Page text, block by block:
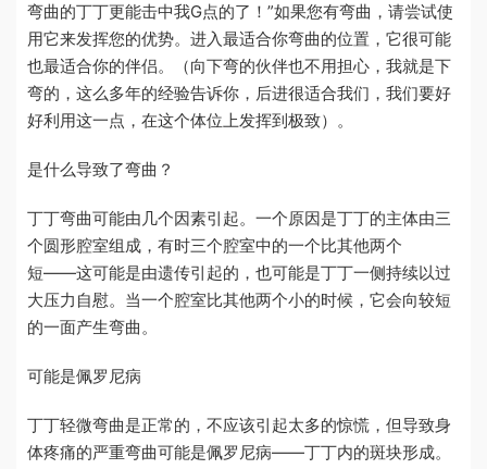
弯曲的丁丁更能击中我G点的了！ ”如果您有弯曲，请尝试使
用它来发挥您的优势。进入最适合你弯曲的位置，它很可能
也最适合你的伴侣。（向下弯的伙伴也不用担心，我就是下
弯的，这么多年的经验告诉你，后进很适合我们，我们要好
好利用这一点，在这个体位上发挥到极致）。
是什么导致了弯曲？
丁丁弯曲可能由几个因素引起。一个原因是丁丁的主体由三
个圆形腔室组成，有时三个腔室中的一个比其他两个
短——这可能是由遗传引起的，也可能是丁丁一侧持续以过
大压力自慰。当一个腔室比其他两个小的时候，它会向较短
的一面产生弯曲。
可能是佩罗尼病
丁丁轻微弯曲是正常的，不应该引起太多的惊慌，但导致身
体疼痛的严重弯曲可能是佩罗尼病——丁丁内的斑块形成。